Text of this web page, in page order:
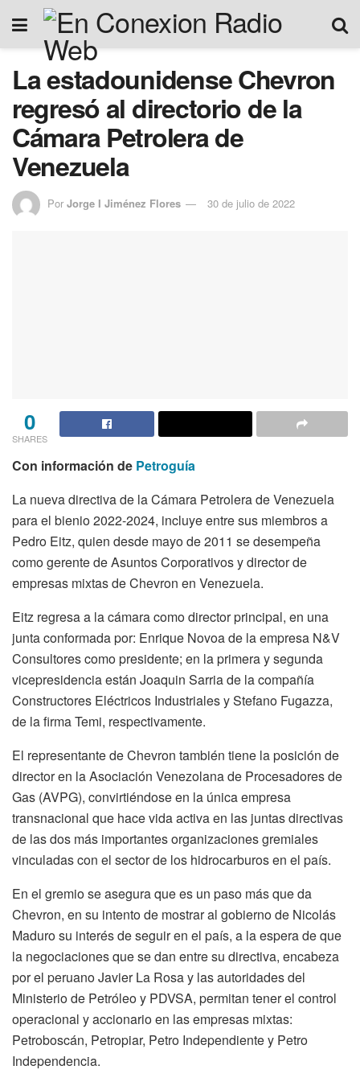
La estadounidense Chevron
regresó al directorio de la
Cámara Petrolera de
Venezuela
Por Jorge I Jiménez Flores 30 de julio de 2022
0
SHARES
Con información de Petroguía
La nueva directiva de la Cámara Petrolera de Venezuela
para el bienio 2022-2024, incluye entre sus miembros a
Pedro Eitz, quien desde mayo de 2011 se desempeña
como gerente de Asuntos Corporativos y director de
empresas mixtas de Chevron en Venezuela.
Eitz regresa a la cámara como director principal, en una
junta conformada por: Enrique Novoa de la empresa N&V
Consultores como presidente; en la primera y segunda
vicepresidencia están Joaquin Sarria de la compañía
Constructores Eléctricos Industriales y Stefano Fugazza,
de la firma Temi, respectivamente.
El representante de Chevron también tiene la posición de
director en la Asociación Venezolana de Procesadores de
Gas (AVPG), convirtiéndose en la única empresa
transnacional que hace vida activa en las juntas directivas
de las dos más importantes organizaciones gremiales
vinculadas con el sector de los hidrocarburos en el país.
En el gremio se asegura que es un paso más que da
Chevron, en su intento de mostrar al gobierno de Nicolás
Maduro su interés de seguir en el país, a la espera de que
la negociaciones que se dan entre su directiva, encabeza
por el peruano Javier La Rosa y las autoridades del
Ministerio de Petróleo y PDVSA, permitan tener el control
operacional y accionario en las empresas mixtas:
Petroboscán, Petropiar, Petro Independiente y Petro
Independencia.